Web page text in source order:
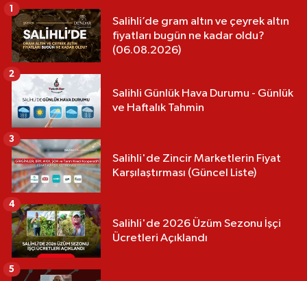
Salihli’de gram altın ve çeyrek altın
fiyatları bugün ne kadar oldu?
(06.08.2026)
1
Salihli Günlük Hava Durumu - Günlük
ve Haftalık Tahmin
2
Salihli'de Zincir Marketlerin Fiyat
Karşılaştırması (Güncel Liste)
3
Salihli'de 2026 Üzüm Sezonu İşçi
Ücretleri Açıklandı
4
5